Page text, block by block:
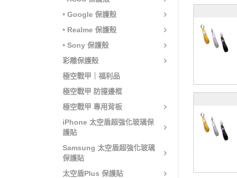
• Google 保護殼
• Realme 保護殼
• Sony 保護殼
彩雕保護殼
極空戰甲｜福利品
極空戰甲 防撞邊框
極空戰甲 專用背板
iPhone 太空盾超強化玻璃保
護貼
Samsung 太空盾超強化玻璃
保護貼
太空盾Plus 保護貼